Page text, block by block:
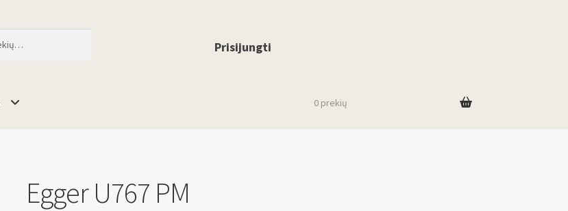
Prisijungti
0 prekių
Egger U767 PM